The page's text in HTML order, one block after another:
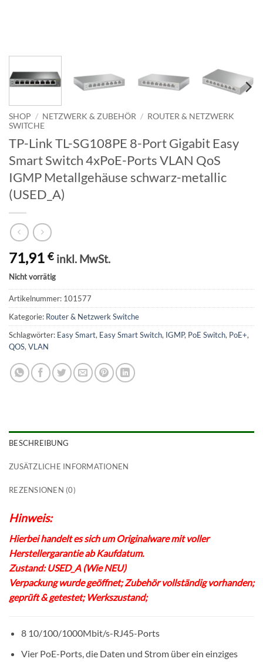
SHOP / NETZWERK & ZUBEHÖR / ROUTER & NETZWERK
SWITCHE
TP-Link TL-SG108PE 8-Port Gigabit Easy
Smart Switch 4xPoE-Ports VLAN QoS
IGMP Metallgehäuse schwarz-metallic
(USED_A)
71,91 € inkl. MwSt.
Nicht vorrätig
Artikelnummer: 101577
Kategorie: Router & Netzwerk Switche
Schlagwörter: Easy Smart, Easy Smart Switch, IGMP, PoE Switch, PoE+,
QOS, VLAN
BESCHREIBUNG
ZUSÄTZLICHE INFORMATIONEN
REZENSIONEN (0)
Hinweis:
Hierbei handelt es sich um Originalware mit voller
Herstellergarantie ab Kaufdatum.
Zustand: USED_A (Wie NEU)
Verpackung wurde geöffnet; Zubehör vollständig vorhanden;
geprüft & getestet; Werkszustand;
8 10/100/1000Mbit/s-RJ45-Ports
Vier PoE-Ports, die Daten und Strom über ein einziges